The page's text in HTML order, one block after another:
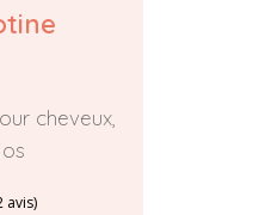
cheveux,
avis)